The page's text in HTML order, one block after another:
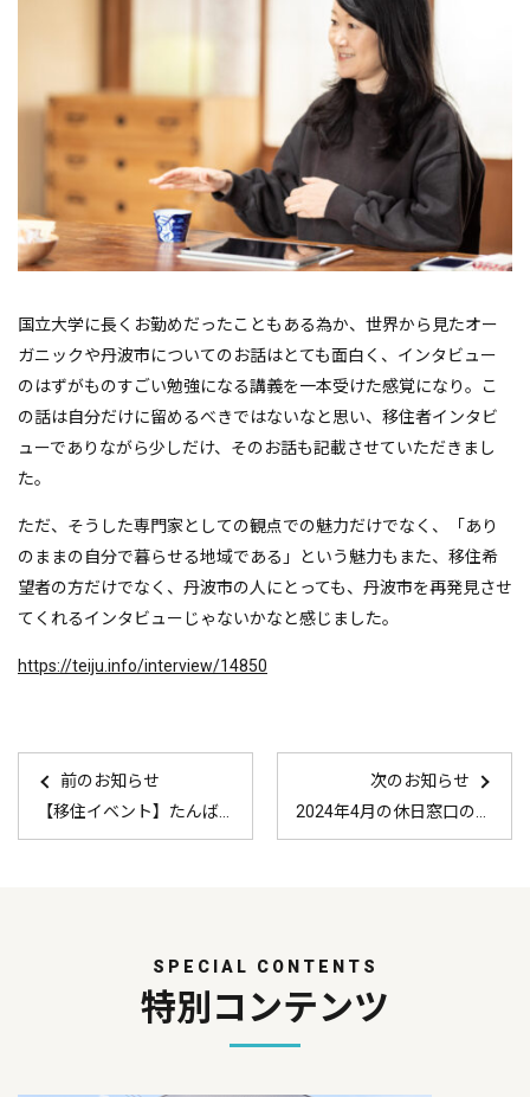
国立大学に長くお勤めだったこともある為か、世界から見たオー
ガニックや丹波市についてのお話はとても面白く、インタビュー
のはずがものすごい勉強になる講義を一本受けた感覚になり。こ
の話は自分だけに留めるべきではないなと思い、移住者インタビ
ューでありながら少しだけ、そのお話も記載させていただきまし
た。
ただ、そうした専門家としての観点での魅力だけでなく、「あり
のままの自分で暮らせる地域である」という魅力もまた、移住希
望者の方だけでなく、丹波市の人にとっても、丹波市を再発見させ
てくれるインタビューじゃないかなと感じました。
https://teiju.info/interview/14850
前のお知らせ
次のお知らせ
SPECIAL CONTENTS
特別コンテンツ